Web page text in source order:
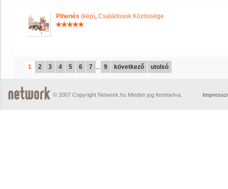
Pihenés (kép), Családosok Közössége
1 2 3 4 5 6 7 ... 9 következő utolsó
© 2007 Copyright Network.hu Minden jog fenntartva.